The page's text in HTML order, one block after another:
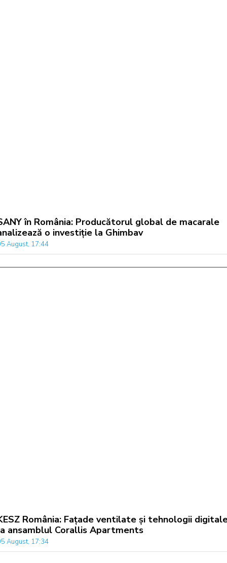
în România: Producătorul global de macarale
o investiție la Ghimbav
August, 17:44
România: Fațade ventilate și tehnologii
ansamblul Corallis Apartments
August, 17:34